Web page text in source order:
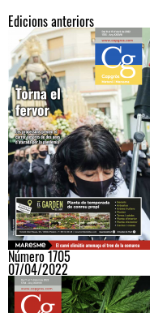
Edicions anteriors
Número 1705
07/04/2022